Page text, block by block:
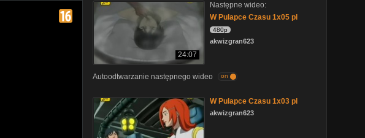
24:07
Następne wideo:
W Pulapce Czasu 1x05 pl
480p
akwizgran623
Autoodtwarzanie następnego wideo on
W Pulapce Czasu 1x03 pl
akwizgran623